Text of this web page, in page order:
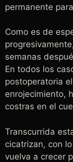
permanente
Como es de
semanas
En todos los
postoperatoria
enrojecimiento,
costras en el
Transcurrida
cicatrizan, con
vuelva a crecer